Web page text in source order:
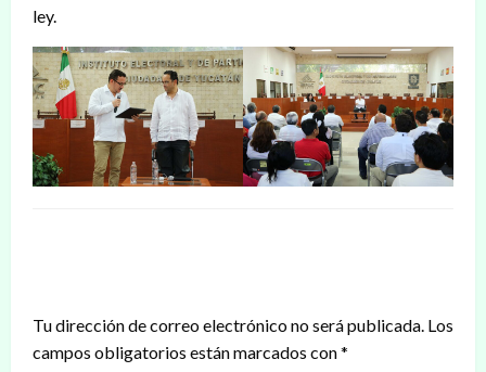
ley.
Tu dirección de correo electrónico no será publicada. Los
campos obligatorios están marcados con*